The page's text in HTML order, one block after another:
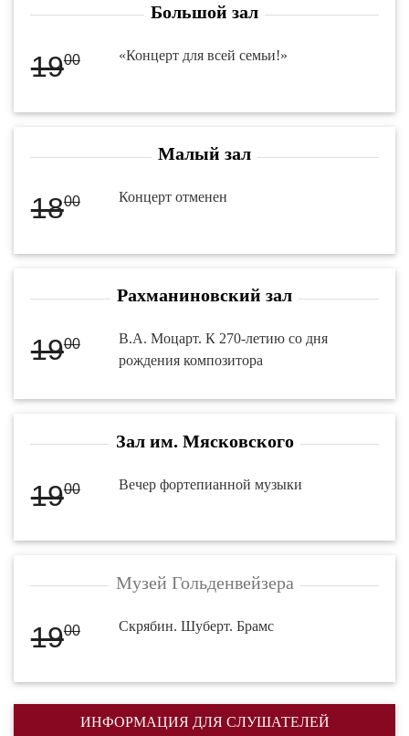
Большой зал
1900 «Концерт для всей семьи!»
Малый зал
1800 Концерт отменен
Рахманиновский зал
1900
В.А. Моцарт. К 270-летию со дня
рождения композитора
Зал им. Мясковского
1900 Вечер фортепианной музыки
Музей Гольденвейзера
1900 Скрябин. Шуберт. Брамс
ИНФОРМАЦИЯ ДЛЯ СЛУШАТЕЛЕЙ